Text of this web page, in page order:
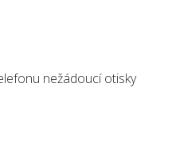
nežádoucí otisky